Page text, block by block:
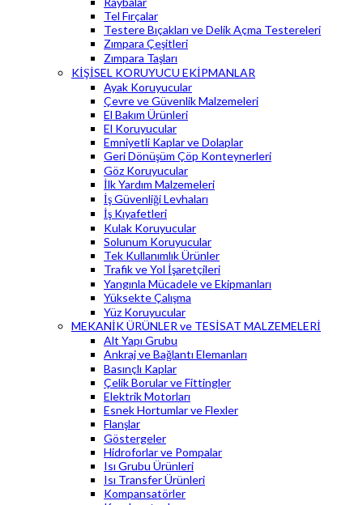
Tel Fırçalar
Testere Bıçakları ve Delik Açma Testereleri
Zımpara Çeşitleri
Zımpara Taşları
KİŞİSEL KORUYUCU EKİPMANLAR
Ayak Koruyucular
Çevre ve Güvenlik Malzemeleri
El Bakım Ürünleri
El Koruyucular
Emniyetli Kaplar ve Dolaplar
Geri Dönüşüm Çöp Konteynerleri
Göz Koruyucular
İlk Yardım Malzemeleri
İş Güvenliği Levhaları
İş Kıyafetleri
Kulak Koruyucular
Solunum Koruyucular
Tek Kullanımlık Ürünler
Trafik ve Yol İşaretçileri
Yangınla Mücadele ve Ekipmanları
Yüksekte Çalışma
Yüz Koruyucular
MEKANİK ÜRÜNLER ve TESİSAT MALZEMELERİ
Alt Yapı Grubu
Ankraj ve Bağlantı Elemanları
Basınçlı Kaplar
Çelik Borular ve Fittingler
Elektrik Motorları
Esnek Hortumlar ve Flexler
Flanşlar
Göstergeler
Hidroforlar ve Pompalar
Isı Grubu Ürünleri
Isı Transfer Ürünleri
Kompansatörler